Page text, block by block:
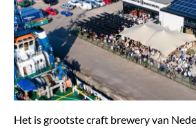
Het is grootste craft brewery van